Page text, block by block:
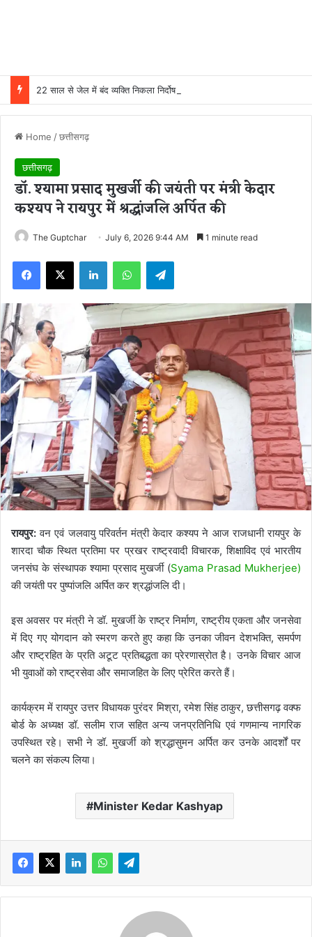
Home /छत्तीसगढ़
छत्तीसगढ़
डॉ. श्यामा प्रसाद मुखर्जी की जयंती पर मंत्री केदार
कश्यप ने रायपुर में श्रद्धांजलि अर्पित की
The Guptchar July 6, 2026 9:44 AM 1 minute read
रायपुर: वन एवं जलवायु परिवर्तन मंत्री केदार कश्यप ने आज राजधानी रायपुर के
शारदा चौक स्थित प्रतिमा पर प्रखर राष्ट्रवादी विचारक, शिक्षाविद एवं भारतीय
जनसंघ के संस्थापक श्यामा प्रसाद मुखर्जी (Syama Prasad Mukherjee)
की जयंती पर पुष्पांजलि अर्पित कर श्रद्धांजलि दी।
इस अवसर पर मंत्री ने डॉ. मुखर्जी के राष्ट्र निर्माण, राष्ट्रीय एकता और जनसेवा
में दिए गए योगदान को स्मरण करते हुए कहा कि उनका जीवन देशभक्ति, समर्पण
और राष्ट्रहित के प्रति अटूट प्रतिबद्धता का प्रेरणास्रोत है। उनके विचार आज
भी युवाओं को राष्ट्रसेवा और समाजहित के लिए प्रेरित करते हैं।
कार्यक्रम में रायपुर उत्तर विधायक पुरंदर मिश्रा, रमेश सिंह ठाकुर, छत्तीसगढ़ वक्फ
बोर्ड के अध्यक्ष डॉ. सलीम राज सहित अन्य जनप्रतिनिधि एवं गणमान्य नागरिक
उपस्थित रहे। सभी ने डॉ. मुखर्जी को श्रद्धासुमन अर्पित कर उनके आदर्शों पर
चलने का संकल्प लिया।
Minister Kedar Kashyap